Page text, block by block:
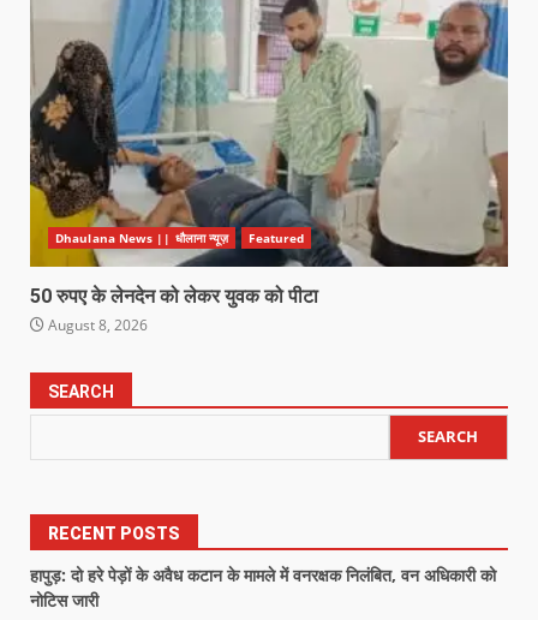
Dhaulana News || धौलाना न्यूज़ Featured
50 रुपए के लेनदेन को लेकर युवक को पीटा
August 8, 2026
SEARCH
SEARCH
RECENT POSTS
हापुड़: दो हरे पेड़ों के अवैध कटान के मामले में वनरक्षक निलंबित, वन अधिकारी को
नोटिस जारी